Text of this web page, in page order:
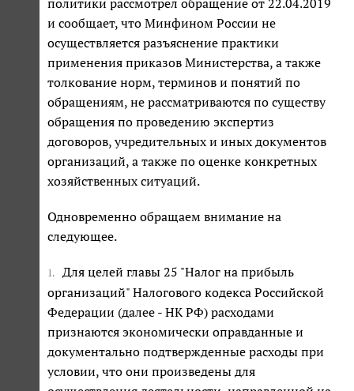
и сообщает, что Минфином России не
осуществляется разъяснение практики
применения приказов Министерства, а также
толкование норм, терминов и понятий по
обращениям, не рассматриваются по существу
обращения по проведению экспертиз
договоров, учредительных и иных документов
организаций, а также по оценке конкретных
хозяйственных ситуаций.
Одновременно обращаем внимание на
следующее.
1.
Для целей главы 25 "Налог на прибыль
организаций" Налогового кодекса Российской
Федерации (далее - НК РФ) расходами
признаются экономически оправданные и
документально подтвержденные расходы при
условии, что они произведены для